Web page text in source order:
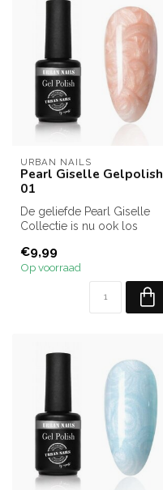
URBAN NAILS
Pearl Giselle Gelpolish
01
De geliefde Pearl Giselle
Collectie is nu ook los
€9,99
Op voorraad